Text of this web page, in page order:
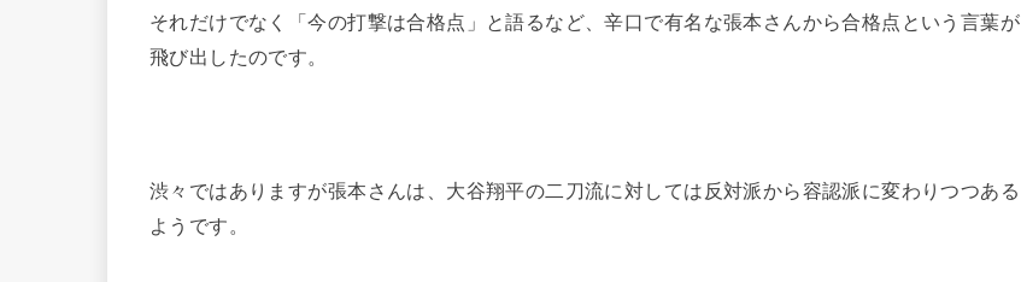
それだけでなく「今の打撃は合格点」と語るなど、辛口で有名な張本さんから合格点という言葉が
飛び出したのです。
渋々ではありますが張本さんは、大谷翔平の二刀流に対しては反対派から容認派に変わりつつある
ようです。